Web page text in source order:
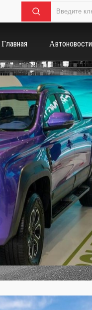
Главная Автоновости